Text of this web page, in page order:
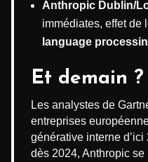
Anthropic Dublin/
immédiates, effet de
language
Et demain ?
Les analystes de
entreprises
générative interne
dès 2024, Anthropic